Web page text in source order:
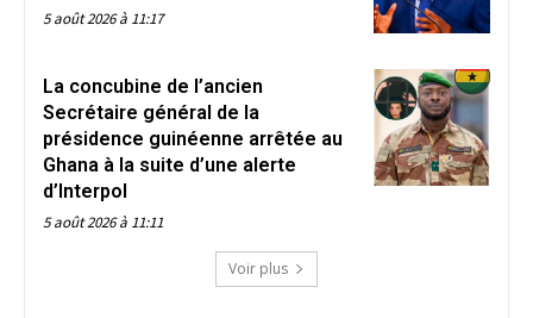
5 août 2026 à 11:17
La concubine de l’ancien
Secrétaire général de la
présidence guinéenne arrêtée au
Ghana à la suite d’une alerte
d’Interpol
5 août 2026 à 11:11
Voir plus